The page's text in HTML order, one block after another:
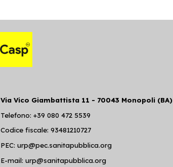
Via Vico Giambattista 11 - 70043 Monopoli (BA)
Telefono: +39 080 472 5539
Codice fiscale: 93481210727
PEC: urp@pec.sanitapubblica.org
E-mail: urp@sanitapubblica.org